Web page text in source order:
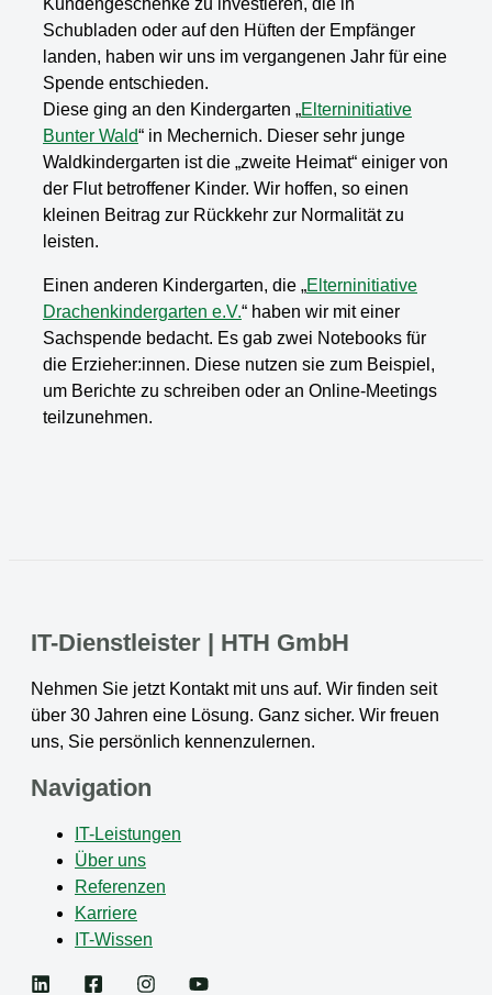
Kundengeschenke zu investieren, die in
Schubladen oder auf den Hüften der Empfänger
landen, haben wir uns im vergangenen Jahr für eine
Spende entschieden.
Diese ging an den Kindergarten „Elterninitiative
Bunter Wald“ in Mechernich. Dieser sehr junge
Waldkindergarten ist die „zweite Heimat“ einiger von
der Flut betroffener Kinder. Wir hoffen, so einen
kleinen Beitrag zur Rückkehr zur Normalität zu
leisten.
Einen anderen Kindergarten, die „Elterninitiative
Drachenkindergarten e.V.“ haben wir mit einer
Sachspende bedacht. Es gab zwei Notebooks für
die Erzieher:innen. Diese nutzen sie zum Beispiel,
um Berichte zu schreiben oder an Online-Meetings
teilzunehmen.
IT-Dienstleister | HTH GmbH
Nehmen Sie jetzt Kontakt mit uns auf. Wir finden seit
über 30 Jahren eine Lösung. Ganz sicher. Wir freuen
uns, Sie persönlich kennenzulernen.
Navigation
IT-Leistungen
Über uns
Referenzen
Karriere
IT-Wissen